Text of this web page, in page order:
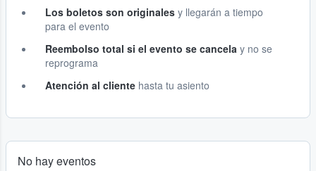
Los boletos son originales y llegarán a tiempo
para el evento
Reembolso total si el evento se cancela y no se
reprograma
Atención al cliente hasta tu asiento
No hay eventos